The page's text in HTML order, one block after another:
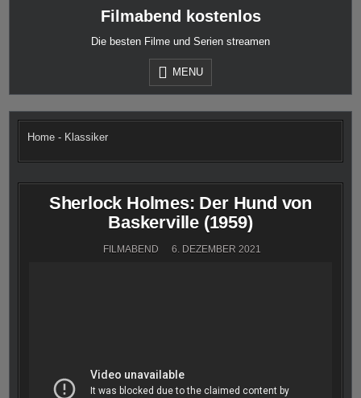
Filmabend kostenlos
Die besten Filme und Serien streamen
MENU
Home - Klassiker
Sherlock Holmes: Der Hund von
Baskerville (1959)
FILMABEND 6. DEZEMBER 2021